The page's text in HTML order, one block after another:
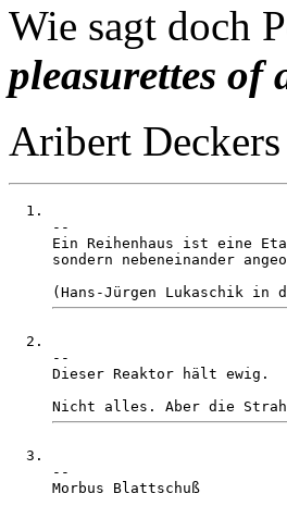
Wie sagt doch
pleasurettes
Aribert Deckers
--
Ein Reihenhaus ist eine
sondern nebeneinander
--
Dieser Reaktor hält ewig.
--
Morbus Blattschuß